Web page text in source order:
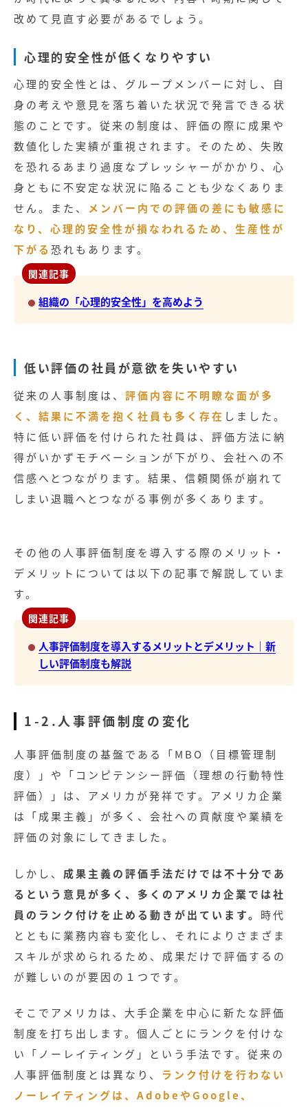
改めて見直す必要があるでしょう。
心理的安全性が低くなりやすい
心理的安全性とは、グループメンバーに対し、自
身の考えや意見を落ち着いた状況で発言できる状
態のことです。従来の制度は、評価の際に成果や
数値化した実績が重視されます。そのため、失敗
を恐れるあまり過度なプレッシャーがかかり、心
身ともに不安定な状況に陥ることも少なくありま
せん。また、 メンバー内での評価の差にも敏感に
なり、心理的安全性が損なわれるため、生産性が
下がる 恐れもあります。
関連記事
組織の「心理的安全性」を高めよう
低い評価の社員が意欲を失いやすい
従来の人事制度は、 評価内容に不明瞭な面が多
く、結果に不満を抱く社員も多く存在 しました。
特に低い評価を付けられた社員は、評価方法に納
得がいかずモチベーションが下がり、会社への不
信感へとつながります。結果、信頼関係が崩れて
しまい退職へとつながる事例が多くあります。
その他の人事評価制度を導入する際のメリット・
デメリットについては以下の記事で解説していま
す。
関連記事
人事評価制度を導入するメリットとデメリット｜新
しい評価制度も解説
1-2.人事評価制度の変化
人事評価制度の基盤である「MBO（目標管理制
度）」や「コンピテンシー評価（理想の行動特性
評価）」は、アメリカが発祥です。アメリカ企業
は「成果主義」が多く、会社への貢献度や業績を
評価の対象にしてきました。
しかし、 成果主義の評価手法だけでは不十分であ
るという意見が多く、多くのアメリカ企業では社
員のランク付けを止める動きが出ています。 時代
とともに業務内容も変化し、それによりさまざま
スキルが求められるため、成果だけで評価するの
が難しいのが要因の１つです。
そこでアメリカは、大手企業を中心に新たな評価
制度を打ち出します。個人ごとにランクを付けな
い「ノーレイティング」という手法です。従来の
人事評価制度とは異なり、 ランク付けを行わない
ノーレイティングは、AdobeやGoogle、